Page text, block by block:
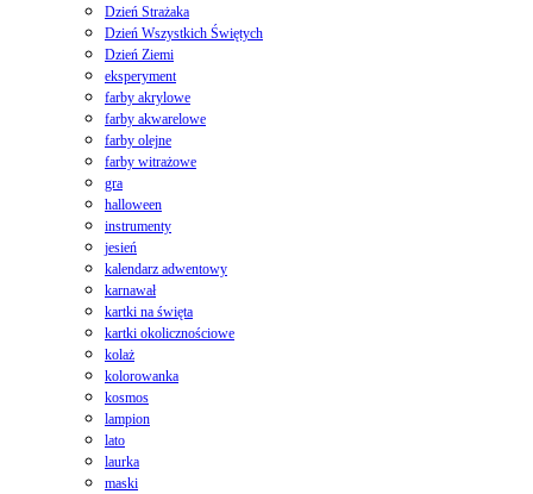
Dzień Strażaka
Dzień Wszystkich Świętych
Dzień Ziemi
eksperyment
farby akrylowe
farby akwarelowe
farby olejne
farby witrażowe
gra
halloween
instrumenty
jesień
kalendarz adwentowy
karnawał
kartki na święta
kartki okolicznościowe
kolaż
kolorowanka
kosmos
lampion
lato
laurka
maski